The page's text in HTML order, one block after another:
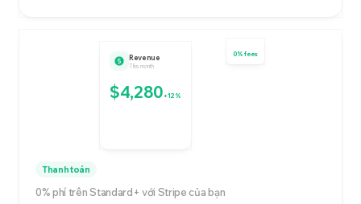
Revenue
This month
$4,280+12%
0% fees
Thanh toán
0% phí trên Standard+ với Stripe của bạn